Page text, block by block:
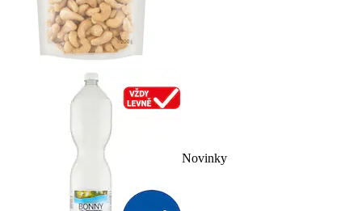
Novinky